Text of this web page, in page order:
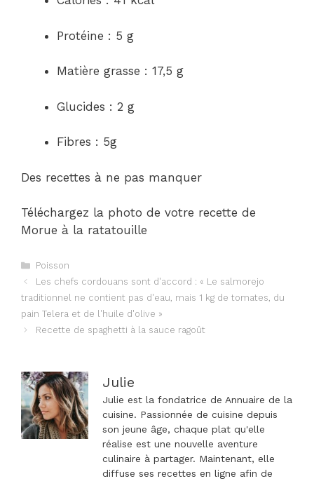
Protéine : 5 g
Matière grasse : 17,5 g
Glucides : 2 g
Fibres : 5g
Des recettes à ne pas manquer
Téléchargez la photo de votre recette de
Morue à la ratatouille
Catégories
Poisson
Navigation
des
Les chefs cordouans sont d'accord : « Le salmorejo
traditionnel ne contient pas d'eau, mais 1 kg de tomates, du
pain Telera et de l'huile d'olive »
Recette de spaghetti à la sauce ragoût
Julie
Julie est la fondatrice de Annuaire de la
cuisine. Passionnée de cuisine depuis
son jeune âge, chaque plat qu'elle
réalise est une nouvelle aventure
culinaire à partager. Maintenant, elle
diffuse ses recettes en ligne afin de